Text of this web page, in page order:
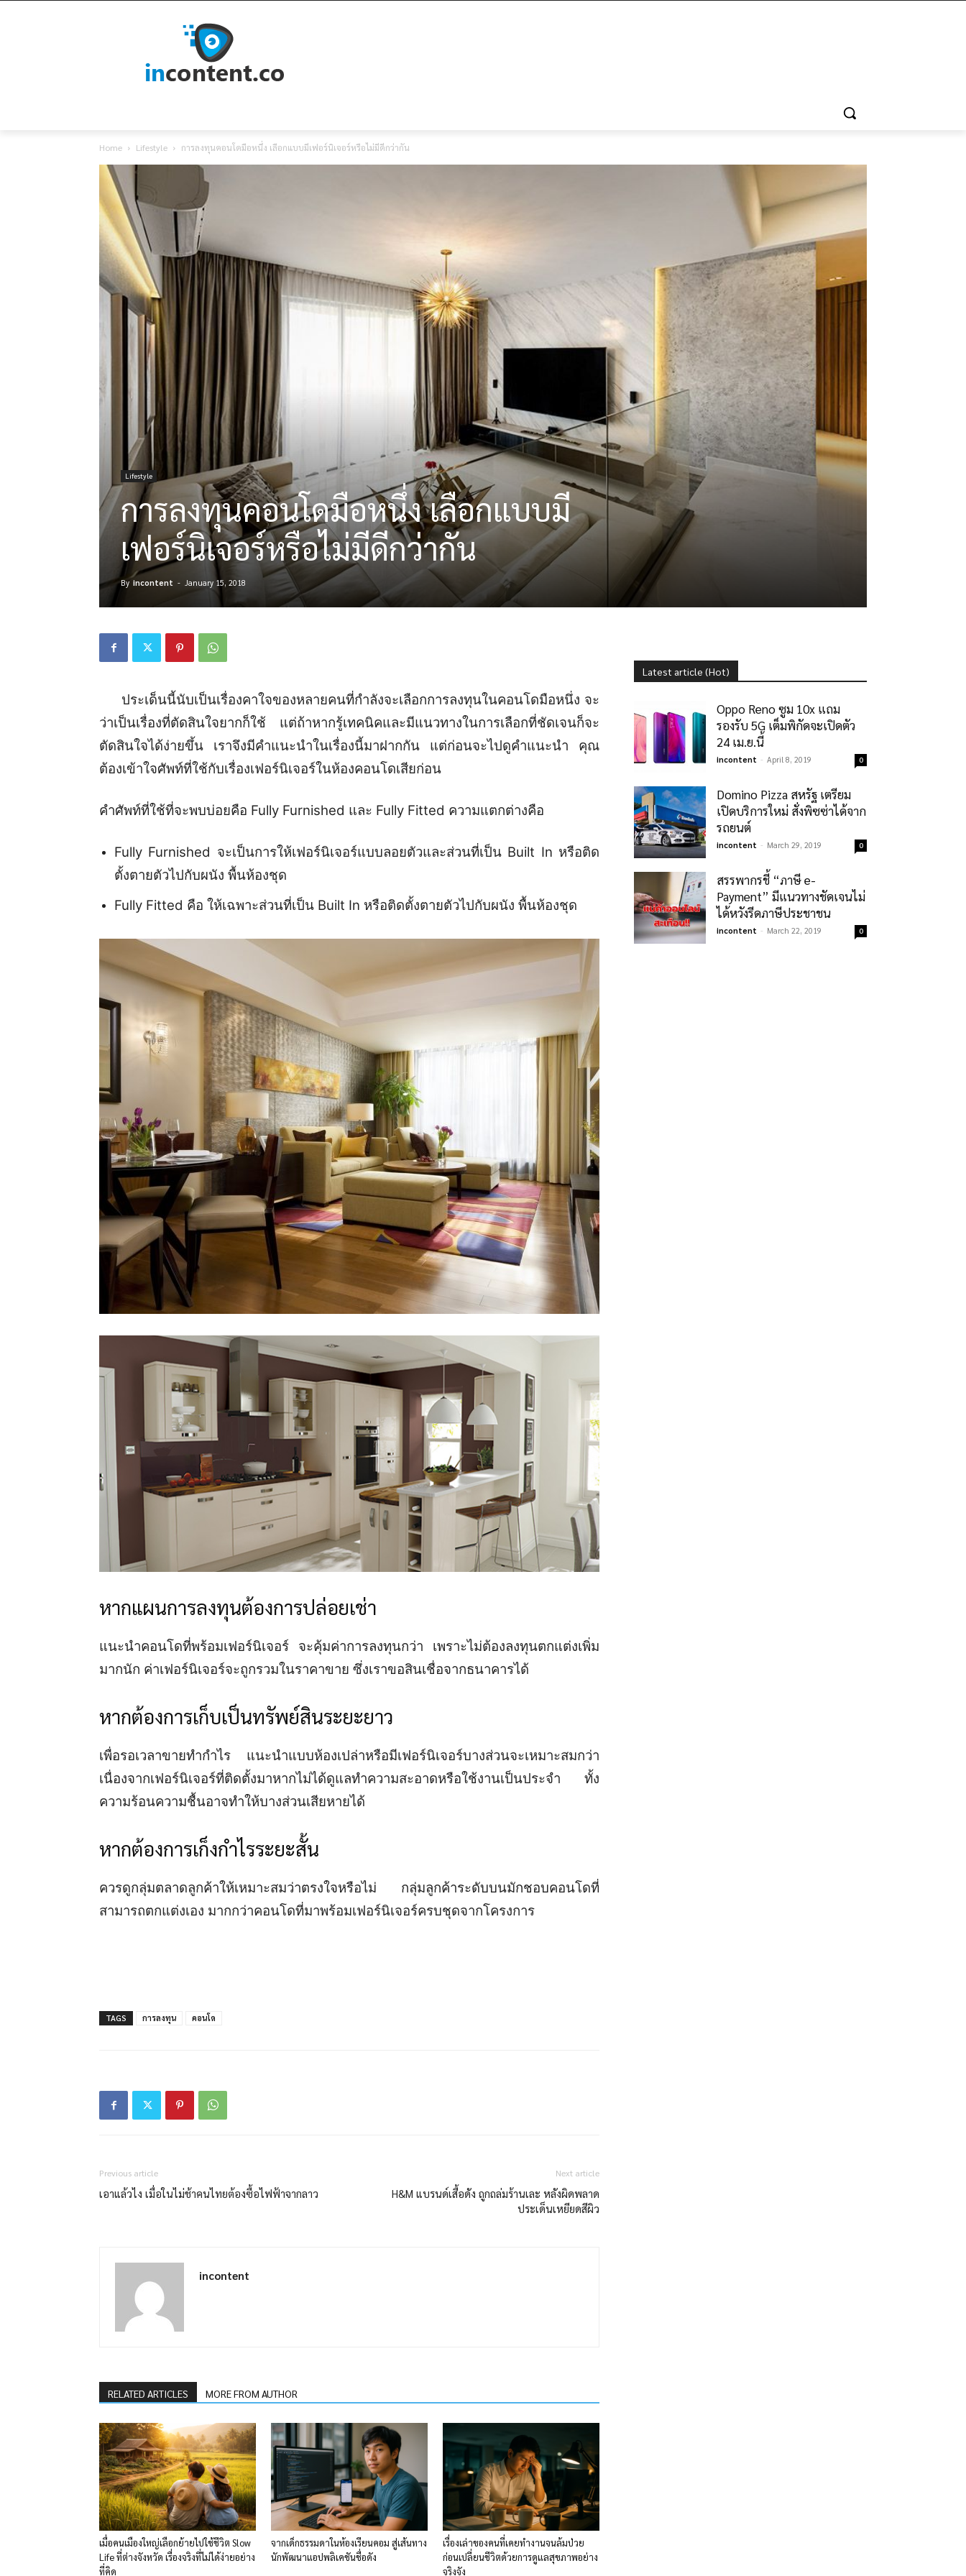
Home Lifestyle การลงทุนคอนโดมือหนึ่ง เลือกแบบมีเฟอร์นิเจอร์หรือไม่มีดีกว่ากัน
Lifestyle
การลงทุนคอนโดมือหนึ่ง เลือกแบบมี
เฟอร์นิเจอร์หรือไม่มีดีกว่ากัน
By incontent - January 15, 2018
ประเด็นนี้นับเป็นเรื่องคาใจของหลายคนที่กำลังจะเลือกการลงทุนในคอนโดมือหนึ่ง จะ
ว่าเป็นเรื่องที่ตัดสินใจยากก็ใช้ แต่ถ้าหากรู้เทคนิคและมีแนวทางในการเลือกที่ชัดเจนก็จะ
ตัดสินใจได้ง่ายขึ้น เราจึงมีคำแนะนำในเรื่องนี้มาฝากกัน แต่ก่อนจะไปดูคำแนะนำ คุณ
ต้องเข้าใจศัพท์ที่ใช้กับเรื่องเฟอร์นิเจอร์ในห้องคอนโดเสียก่อน
คำศัพท์ที่ใช้ที่จะพบบ่อยคือ Fully Furnished และ Fully Fitted ความแตกต่างคือ
Fully Furnished จะเป็นการให้เฟอร์นิเจอร์แบบลอยตัวและส่วนที่เป็น Built In หรือติด
ตั้งตายตัวไปกับผนัง พื้นห้องชุด
Fully Fitted คือ ให้เฉพาะส่วนที่เป็น Built In หรือติดตั้งตายตัวไปกับผนัง พื้นห้องชุด
หากแผนการลงทุนต้องการปล่อยเช่า
แนะนำคอนโดที่พร้อมเฟอร์นิเจอร์ จะคุ้มค่าการลงทุนกว่า เพราะไม่ต้องลงทุนตกแต่งเพิ่ม
มากนัก ค่าเฟอร์นิเจอร์จะถูกรวมในราคาขาย ซึ่งเราขอสินเชื่อจากธนาคารได้
หากต้องการเก็บเป็นทรัพย์สินระยะยาว
เพื่อรอเวลาขายทำกำไร แนะนำแบบห้องเปล่าหรือมีเฟอร์นิเจอร์บางส่วนจะเหมาะสมกว่า
เนื่องจากเฟอร์นิเจอร์ที่ติดตั้งมาหากไม่ได้ดูแลทำความสะอาดหรือใช้งานเป็นประจำ ทั้ง
ความร้อนความชื้นอาจทำให้บางส่วนเสียหายได้
หากต้องการเก็งกำไรระยะสั้น
ควรดูกลุ่มตลาดลูกค้าให้เหมาะสมว่าตรงใจหรือไม่ กลุ่มลูกค้าระดับบนมักชอบคอนโดที่
สามารถตกแต่งเอง มากกว่าคอนโดที่มาพร้อมเฟอร์นิเจอร์ครบชุดจากโครงการ
TAGS การลงทุน คอนโด
Previous article
เอาแล้วไง เมื่อในไม่ช้าคนไทยต้องซื้อไฟฟ้าจากลาว
Next article
H&M แบรนด์เสื้อดัง ถูกถล่มร้านเละ หลังผิดพลาด
ประเด็นเหยียดสีผิว
incontent
RELATED ARTICLES MORE FROM AUTHOR
เมื่อคนเมืองใหญ่เลือกย้ายไปใช้ชีวิต Slow
Life ที่ต่างจังหวัด เรื่องจริงที่ไม่ได้ง่ายอย่าง
ที่คิด
จากเด็กธรรมดาในห้องเรียนคอม สู่เส้นทาง
นักพัฒนาแอปพลิเคชันชื่อดัง
เรื่องเล่าของคนที่เคยทำงานจนล้มป่วย
ก่อนเปลี่ยนชีวิตด้วยการดูแลสุขภาพอย่าง
จริงจัง
Latest article (Hot)
Oppo Reno ซูม 10x แถม
รองรับ 5G เต็มพิกัดจะเปิดตัว
24 เม.ย.นี้
incontent - April 8, 2019 0
Domino Pizza สหรัฐ เตรียม
เปิดบริการใหม่ สั่งพิซซ่าได้จาก
รถยนต์
incontent - March 29, 2019 0
สรรพากรชี้ “ภาษี e-
Payment” มีแนวทางชัดเจนไม่
ได้หวังรีดภาษีประชาชน
incontent - March 22, 2019 0